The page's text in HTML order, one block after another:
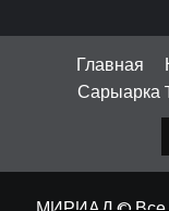
Главная
Сарыарка
МИРИАД © Все
Қазақ тілі